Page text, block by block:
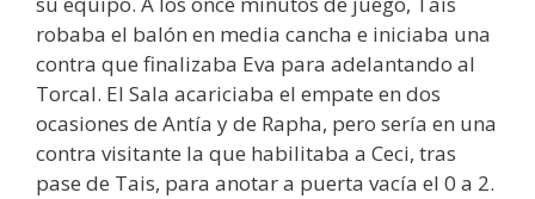
robaba el balón en media cancha e iniciaba una
contra que finalizaba Eva para adelantando al
Torcal. El Sala acariciaba el empate en dos
ocasiones de Antía y de Rapha, pero sería en una
contra visitante la que habilitaba a Ceci, tras
pase de Tais, para anotar a puerta vacía el 0 a 2.